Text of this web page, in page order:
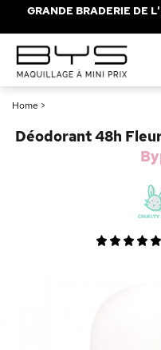
GRANDE BRADERIE DE
Home >
Déodorant 48h